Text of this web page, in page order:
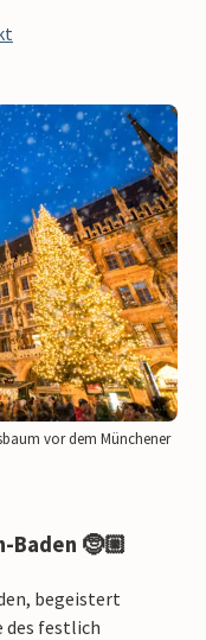
vor dem Münchener
Baden 🤶🏼
begeistert
des festlich